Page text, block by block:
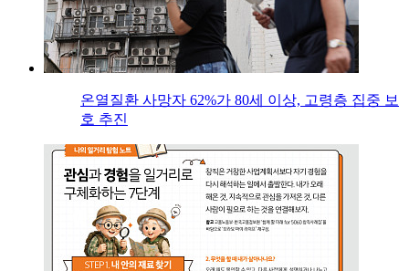
온열질환 사망자 62%가 80세 이상, 고령층 집중 보
호 추진